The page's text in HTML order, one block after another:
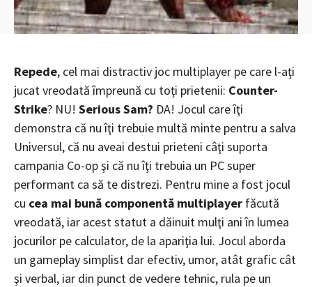
Repede, cel mai distractiv joc multiplayer pe care l-aţi
jucat vreodată împreună cu toţi prietenii: Counter-
Strike? NU! Serious Sam? DA! Jocul care îţi
demonstra că nu îţi trebuie multă minte pentru a salva
Universul, că nu aveai destui prieteni câţi suporta
campania Co-op şi că nu îţi trebuia un PC super
performant ca să te distrezi. Pentru mine a fost jocul
cu cea mai bună componentă multiplayer făcută
vreodată, iar acest statut a dăinuit mulţi ani în lumea
jocurilor pe calculator, de la apariţia lui. Jocul aborda
un gameplay simplist dar efectiv, umor, atât grafic cât
şi verbal, iar din punct de vedere tehnic, rula pe un